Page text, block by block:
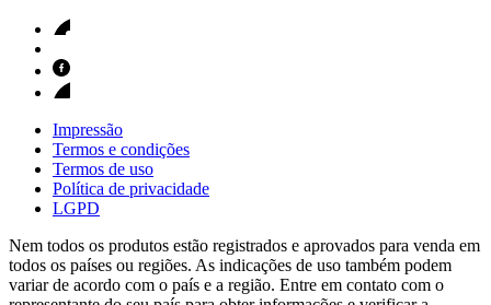
Impressão
Termos e condições
Termos de uso
Política de privacidade
LGPD
Nem todos os produtos estão registrados e aprovados para venda em
todos os países ou regiões. As indicações de uso também podem
variar de acordo com o país e a região. Entre em contato com o